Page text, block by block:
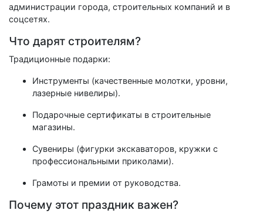
администрации города, строительных компаний и в
соцсетях.
Что дарят строителям?
Традиционные подарки:
Инструменты (качественные молотки, уровни,
лазерные нивелиры).
Подарочные сертификаты в строительные
магазины.
Сувениры (фигурки экскаваторов, кружки с
профессиональными приколами).
Грамоты и премии от руководства.
Почему этот праздник важен?